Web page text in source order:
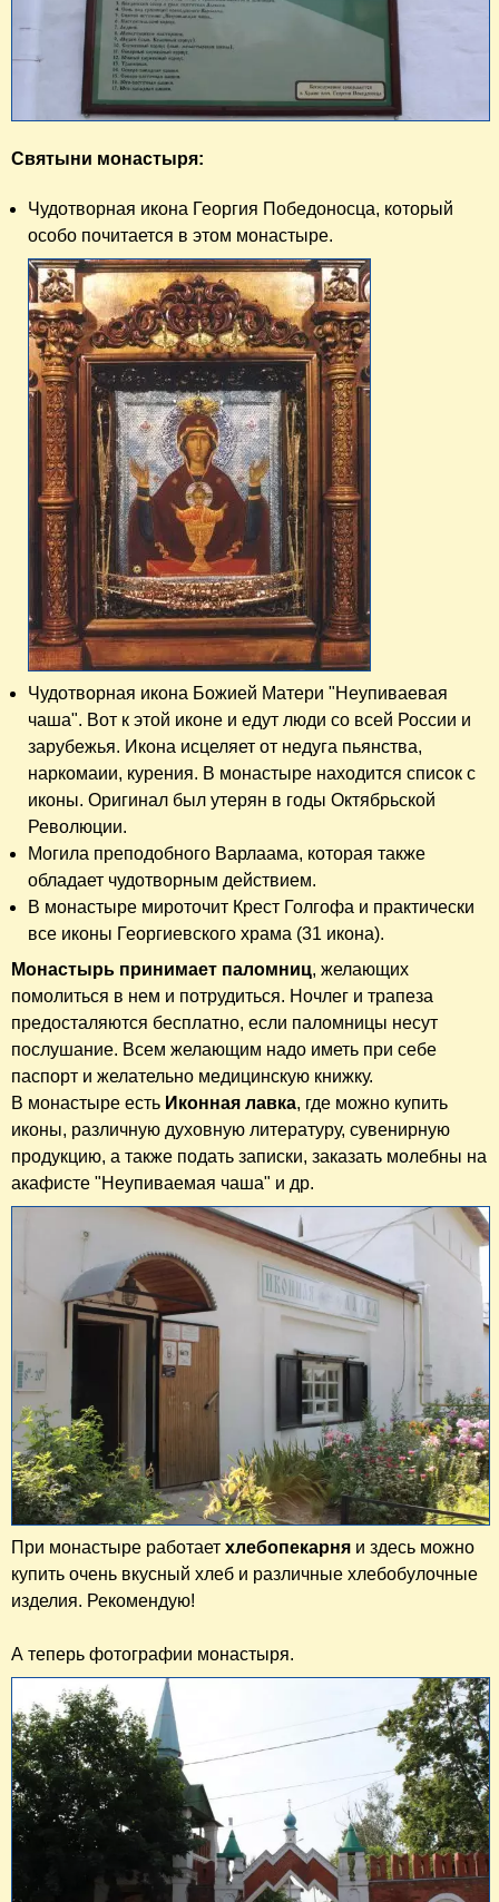
Святыни монастыря:
Чудотворная икона Георгия Победоносца, который
особо почитается в этом монастыре.
Чудотворная икона Божией Матери "Неупиваевая
чаша". Вот к этой иконе и едут люди со всей России и
зарубежья. Икона исцеляет от недуга пьянства,
наркомаии, курения. В монастыре находится список с
иконы. Оригинал был утерян в годы Октябрьской
Революции.
Могила преподобного Варлаама, которая также
обладает чудотворным действием.
В монастыре мироточит Крест Голгофа и практически
все иконы Георгиевского храма (31 икона).
Монастырь принимает паломниц, желающих
помолиться в нем и потрудиться. Ночлег и трапеза
предосталяются бесплатно, если паломницы несут
послушание. Всем желающим надо иметь при себе
паспорт и желательно медицинскую книжку.
В монастыре есть Иконная лавка, где можно купить
иконы, различную духовную литературу, сувенирную
продукцию, а также подать записки, заказать молебны на
акафисте "Неупиваемая чаша" и др.
При монастыре работает хлебопекарня и здесь можно
купить очень вкусный хлеб и различные хлебобулочные
изделия. Рекомендую!
А теперь фотографии монастыря.